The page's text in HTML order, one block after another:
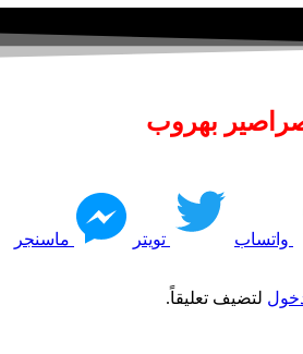
بهروب
واتساب تويتر ماسنجر
لتضيف تعليقاً.